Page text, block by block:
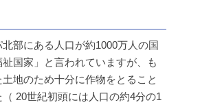
部にある人口が約1000万人の国
国家」と言われていますが、も
地のため十分に作物をとること
20世紀初頭には人口の約4分の1